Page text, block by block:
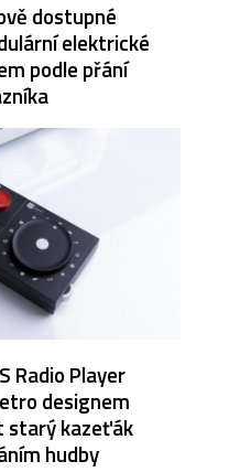
dostupné
elektrické
podle přání
Radio Player
designem
starý kazeťák
hudby